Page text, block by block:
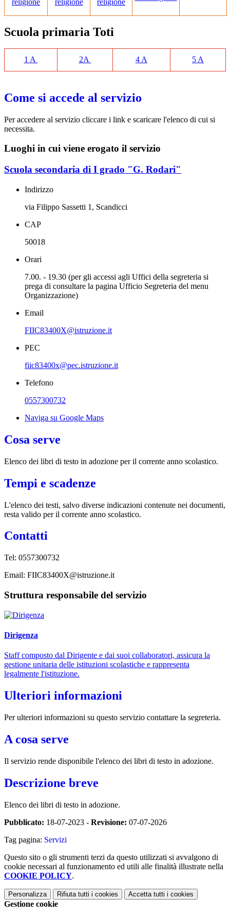
religione religione religione
Scuola primaria Toti
1 A 2A 4 A 5 A
Come si accede al servizio
Per accedere al servizio cliccare i link e scaricare l'elenco di cui si
necessita.
Luoghi in cui viene erogato il servizio
Scuola secondaria di I grado "G. Rodari"
Indirizzo
via Filippo Sassetti 1, Scandicci
CAP
50018
Orari
7.00. - 19.30 (per gli accessi agli Uffici della segreteria si
prega di consultare la pagina Ufficio Segreteria del menu
Organizzazione)
Email
FIIC83400X@istruzione.it
PEC
fiic83400x@pec.istruzione.it
Telefono
0557300732
Naviga su Google Maps
Cosa serve
Elenco dei libri di testo in adozione per il corrente anno scolastico.
Tempi e scadenze
L'elenco dei testi, salvo diverse indicazioni contenute nei documenti,
resta valido per il corrente anno scolastico.
Contatti
Tel: 0557300732
Email: FIIC83400X@istruzione.it
Struttura responsabile del servizio
Dirigenza
Staff composto dal Dirigente e dai suoi collaboratori, assicura la
gestione unitaria delle istituzioni scolastiche e rappresenta
legalmente l'istituzione.
Ulteriori informazioni
Per ulteriori informazioni su questo servizio contattare la segreteria.
A cosa serve
Il servizio rende disponibile l'elenco dei libri di testo in adozione.
Descrizione breve
Elenco dei libri di testo in adozione.
Pubblicato: 18-07-2023 - Revisione: 07-07-2026
Tag pagina: Servizi
Questo sito o gli strumenti terzi da questo utilizzati si avvalgono di
cookie necessari al funzionamento ed utili alle finalità illustrate nella
COOKIE POLICY.
Personalizza Rifiuta tutti i cookies Accetta tutti i cookies
Gestione cookie